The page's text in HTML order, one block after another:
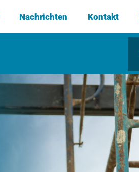
Nachrichten Kontakt